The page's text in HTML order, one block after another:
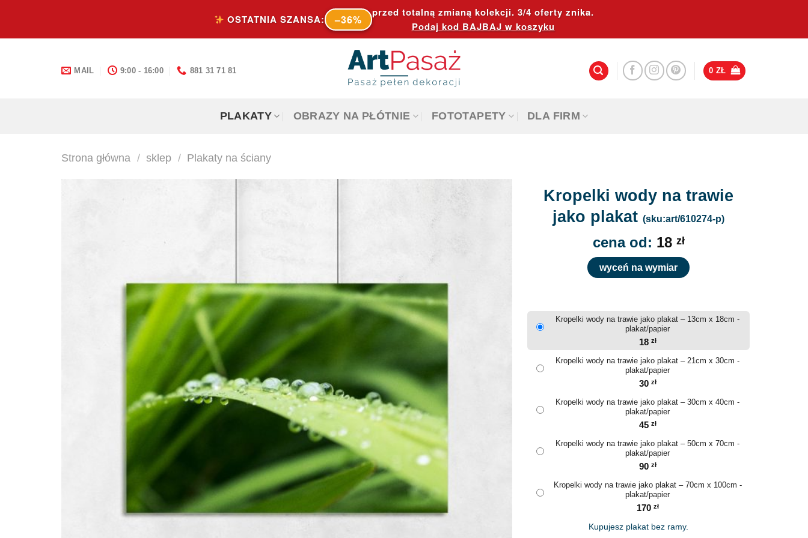
content
OSTATNIA SZANSA: –36%
przed totalną zmianą kolekcji. 3/4 oferty znika.
Podaj kod BAJBAJ w koszyku
MAIL 9:00 - 16:00 881 31 71 81 0 ZŁ
PLAKATY OBRAZY NA PŁÓTNIE FOTOTAPETY DLA FIRM
Strona główna / sklep / Plakaty na ściany
Kropelki wody na trawie
jako plakat (sku:art/610274-p)
cena od: 18 zł
wyceń na wymiar
Kropelki wody na trawie jako plakat – 13cm x 18cm -
plakat/papier
18 zł
Kropelki wody na trawie jako plakat – 21cm x 30cm -
plakat/papier
30 zł
Kropelki wody na trawie jako plakat – 30cm x 40cm -
plakat/papier
45 zł
Kropelki wody na trawie jako plakat – 50cm x 70cm -
plakat/papier
90 zł
Kropelki wody na trawie jako plakat – 70cm x 100cm -
plakat/papier
170 zł
Kupujesz plakat bez ramy.